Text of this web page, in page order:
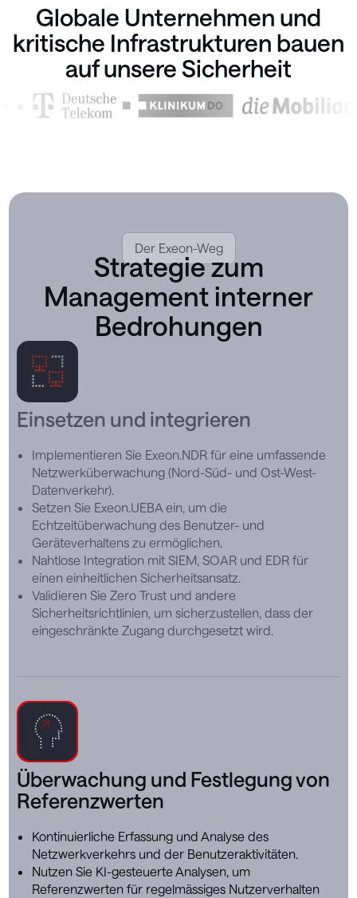
Globale Unternehmen und
kritische Infrastrukturen bauen
auf unsere Sicherheit
Der Exeon-Weg
Strategie zum
Management interner
Bedrohungen
Einsetzen und integrieren
Implementieren Sie Exeon.NDR für eine umfassende
Netzwerküberwachung (Nord-Süd- und Ost-West-
Datenverkehr).
Setzen Sie Exeon.UEBA ein, um die
Echtzeitüberwachung des Benutzer- und
Geräteverhaltens zu ermöglichen.
Nahtlose Integration mit SIEM, SOAR und EDR für
einen einheitlichen Sicherheitsansatz.
Validieren Sie Zero Trust und andere
Sicherheitsrichtlinien, um sicherzustellen, dass der
eingeschränkte Zugang durchgesetzt wird.
Überwachung und Festlegung von
Referenzwerten
Kontinuierliche Erfassung und Analyse des
Netzwerkverkehrs und der Benutzeraktivitäten.
Nutzen Sie KI-gesteuerte Analysen, um
Referenzwerten für regelmässiges Nutzerverhalten